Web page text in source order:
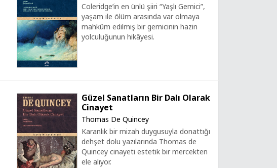
Coleridge’in en ünlü şiiri “Yaşlı Gemici”,
yaşam ile ölüm arasında var olmaya
mahkûm edilmiş bir gemicinin hazin
yolculuğunun hikâyesi.
Güzel Sanatların Bir Dalı Olarak
Cinayet
Thomas De Quincey
Karanlık bir mizah duygusuyla donattığı
dehşet dolu yazılarında Thomas de
Quincey cinayeti estetik bir mercekten
ele alıyor.